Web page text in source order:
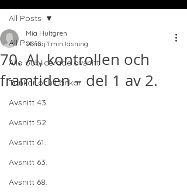
All Posts
Alla publicerade avsnitt
Tankar och Länkar
Avsnitt 43.
Avsnitt 52.
Avsnitt 61.
Avsnitt 63.
Avsnitt 68.
All Posts
70. AI, kontrollen och
framtiden – del 1 av 2.
Mia Hultgren
14 maj 1 min läsning